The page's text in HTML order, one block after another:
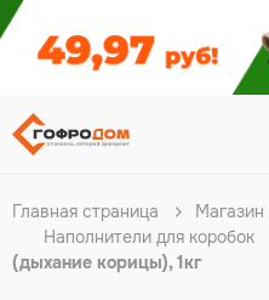
Главная страница Магазин
Наполнители для коробок
(дыхание корицы), 1кг